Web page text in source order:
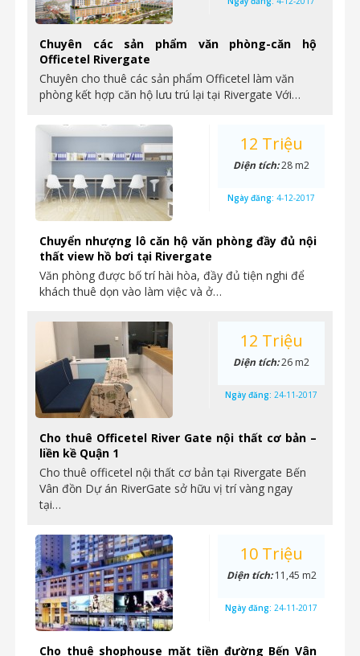
Chuyên các sản phẩm văn phòng-căn hộ
Officetel Rivergate
Chuyên cho thuê các sản phẩm Officetel làm văn
phòng kết hợp căn hộ lưu trú lại tại Rivergate Với…
Chuyển nhượng lô căn hộ văn phòng đầy đủ nội
thất view hồ bơi tại Rivergate
Văn phòng được bố trí hài hòa, đầy đủ tiện nghi để
khách thuê dọn vào làm việc và ở…
12 Triệu
Diện tích:28 m2
Ngày đăng: 4-12-2017
Cho thuê Officetel River Gate nội thất cơ bản –
liền kề Quận 1
Cho thuê officetel nội thất cơ bản tại Rivergate Bến
Vân đồn Dự án RiverGate sở hữu vị trí vàng ngay
tại…
12 Triệu
Diện tích:26 m2
Ngày đăng: 24-11-2017
Cho thuê shophouse mặt tiền đường Bến Vân
10 Triệu
Diện tích:11,45 m2
Ngày đăng: 24-11-2017